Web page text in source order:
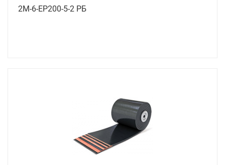
2М-6-ЕР200-5-2 РБ